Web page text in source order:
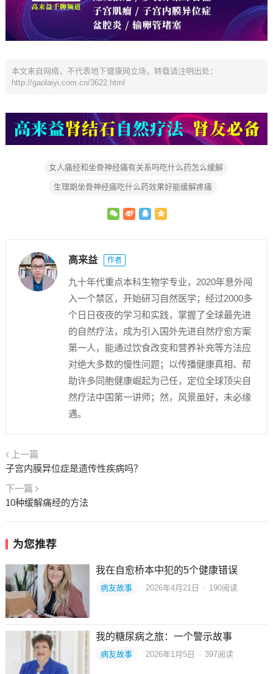
本文来自网络，不代表地下健康网立场，转载请注明出处：
http://gaolaiyi.com.cn/3622.html
女人痛经和坐骨神经痛有关系吗吃什么药怎么缓解
生理期坐骨神经痛吃什么药效果好能缓解疼痛
高来益 作者
九十年代重点本科生物学专业，2020年意外闯
入一个禁区，开始研习自然医学；经过2000多
个日日夜夜的学习和实践，掌握了全球最先进
的自然疗法，成为引入国外先进自然疗愈方案
第一人，能通过饮食改变和营养补充等方法应
对绝大多数的慢性问题；以传播健康真相、帮
助许多同胞健康崛起为己任，定位全球顶尖自
然疗法中国第一讲师；然，风景虽好，未必缘
遇。
上一篇
子宫内膜异位症是遗传性疾病吗？
下一篇
10种缓解痛经的方法
为您推荐
我在自愈桥本中犯的5个健康错误
病友故事 2026年4月21日 · 190阅读
我的糖尿病之旅：一个警示故事
病友故事 2026年1月5日 · 397阅读